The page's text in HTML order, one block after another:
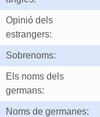
Opinió dels
estrangers:
Sobrenoms:
Els noms dels
germans:
Noms de germanes: